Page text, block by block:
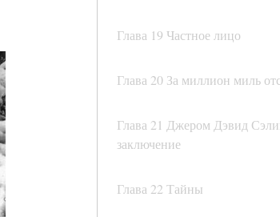
Глава 19 Частное лицо
Глава 20 За миллион миль
Глава 21 Джером Дэвид
заключение
Глава 22 Тайны